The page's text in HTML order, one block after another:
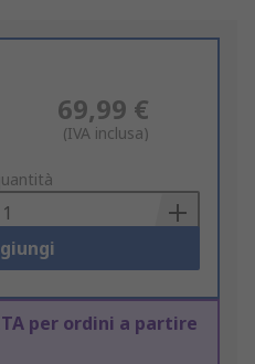
69,99 €
(IVA inclusa)
per ordini a partire